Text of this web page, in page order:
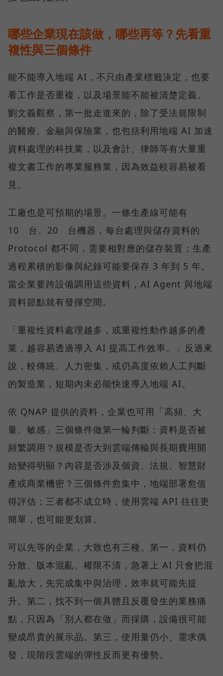
哪些企業現在該做，哪些再等？先看重
複性與三個條件
能不能導入地端 AI，不只由產業標籤決定，也要
看工作是否重複，以及場景能不能被清楚定義。
劉文義觀察，第一批走進來的，除了受法規限制
的醫療、金融與保險業，也包括利用地端 AI 加速
資料處理的科技業，以及會計、律師等有大量重
複文書工作的專業服務業，因為效益較容易被看
見。
工廠也是可預期的場景。一條生產線可能有
10 台、20 台機器，每台處理與儲存資料的
Protocol 都不同，需要相對應的儲存裝置；生產
過程累積的影像與紀錄可能要保存 3 年到 5 年。
當企業要跨設備調用這些資料，AI Agent 與地端
資料節點就有發揮空間。
「重複性資料處理越多，或重複性動作越多的產
業，越容易透過導入 AI 提高工作效率。」反過來
說，較傳統、人力密集，或仍高度依賴人工判斷
的製造業，短期內未必能快速導入地端 AI。
依 QNAP 提供的資料，企業也可用「高頻、大
量、敏感」三個條件做第一輪判斷：資料是否被
頻繁調用？規模是否大到雲端傳輸與長期費用開
始變得明顯？內容是否涉及個資、法規、智慧財
產或商業機密？三個條件愈集中，地端部署愈值
得評估；三者都不成立時，使用雲端 API 往往更
簡單，也可能更划算。
可以先等的企業，大致也有三種。第一，資料仍
分散、版本混亂、權限不清，急著上 AI 只會把混
亂放大，先完成集中與治理，效率就可能先提
升。第二，找不到一個具體且反覆發生的業務痛
點，只因為「別人都在做」而採購，設備很可能
變成昂貴的展示品。第三，使用量仍小、需求偶
發，現階段雲端的彈性反而更有優勢。